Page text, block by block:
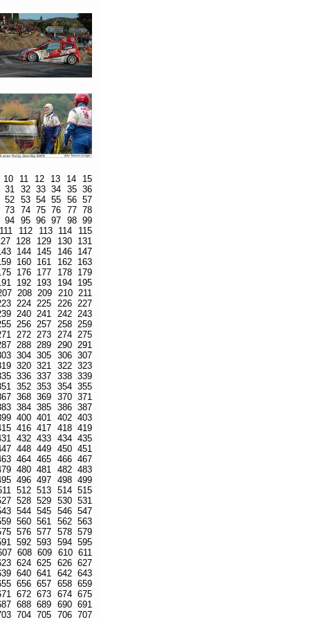
10 11 12 13 14
15
31 32 33 34 35 36
52 53 54 55 56 57
73 74 75 76 77 78
94 95 96 97 98 99
112 113 114
115
128 129 130
131
144 145 146
147
160 161 162
163
176 177 178
179
192 193 194
195
208 209 210 211
224 225 226 227
240 241 242 243
256 257 258 259
272 273 274 275
288 289 290 291
304 305 306 307
320 321 322 323
336 337 338 339
352 353 354 355
368 369 370 371
384 385 386 387
400 401 402 403
416 417 418 419
432 433 434 435
448 449 450 451
464 465 466 467
480 481 482 483
496 497 498 499
512 513 514 515
528 529 530 531
544 545 546 547
560 561 562 563
576 577 578 579
592 593 594 595
608 609 610 611
624 625 626 627
640 641 642 643
656 657 658 659
672 673 674 675
688 689 690 691
704 705 706 707